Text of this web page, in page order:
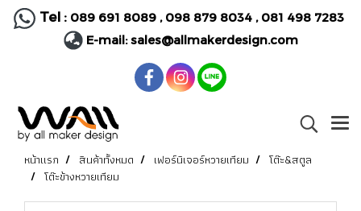
Tel : 089 691 8089, 098 879 8034 , 081 498 7283
E-mail:sales@allmakerdesign.com
หน้าแรก สินค้าทั้งหมด เฟอร์นิเจอร์หวายเทียม
โต๊ะ&สตูล
โต๊ะข้างหวายเทียม